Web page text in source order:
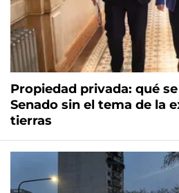
Propiedad privada: qué
Senado sin el tema de la
tierras